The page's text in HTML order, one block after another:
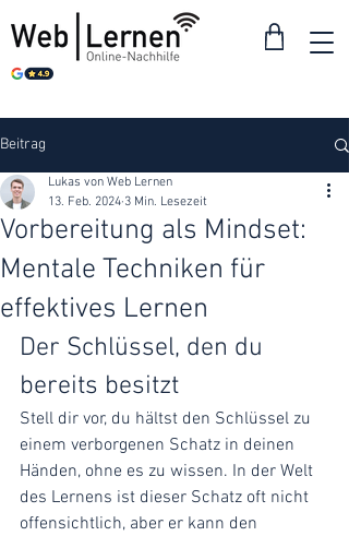
Beitrag
Vorbereitung als Mindset:
Mentale Techniken für
effektives Lernen
Lukas von Web Lernen
13. Feb. 2024 3 Min. Lesezeit
Der Schlüssel, den du
bereits besitzt
Stell dir vor, du hältst den Schlüssel zu
einem verborgenen Schatz in deinen
Händen, ohne es zu wissen. In der Welt
des Lernens ist dieser Schatz oft nicht
offensichtlich, aber er kann den